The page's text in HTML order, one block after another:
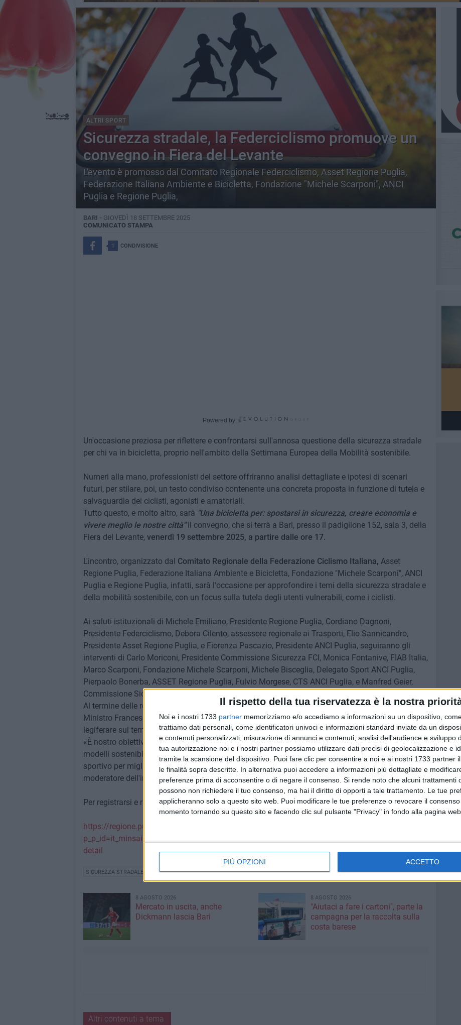
Il rispetto della tua riservatezza è la nostra
Noi e i nostri 1733 partner memorizziamo e/o accediamo a informazioni su un dispositivo,
trattiamo dati personali, come identificatori univoci e informazioni standard inviate da un
e contenuti personalizzati, misurazione di annunci e contenuti, analisi dell'audience e sviluppo
tua autorizzazione noi e i nostri partner possiamo utilizzare dati precisi di geolocalizzazione e
tramite la scansione del dispositivo. Puoi fare clic per consentire a noi e ai nostri 1733 partner
le finalità sopra descritte. In alternativa puoi accedere a informazioni più dettagliate e
preferenze prima di acconsentire o di negare il consenso. Si rende noto che alcuni trattamenti
possono non richiedere il tuo consenso, ma hai il diritto di opporti a tale trattamento. Le tue
applicheranno solo a questo sito web. Puoi modificare le tue preferenze o revocare il
momento tornando su questo sito e facendo clic sul pulsante "Privacy" in fondo alla pagina web.
PIÙ OPZIONI ACCETTO
ALTRI SPORT
Sicurezza stradale, la Federciclismo promuove un
convegno in Fiera del Levante
L'evento è promosso dal Comitato Regionale Federciclismo, Asset Regione Puglia,
Federazione Italiana Ambiente e Bicicletta, Fondazione "Michele Scarponi", ANCI
Puglia e Regione Puglia,
BARI - GIOVEDÌ 18 SETTEMBRE 2025
COMUNICATO STAMPA
1 CONDIVISIONE
Powered by
Un'occasione preziosa per riflettere e confrontarsi sull'annosa questione della sicurezza stradale
per chi va in bicicletta, proprio nell'ambito della Settimana Europea della Mobilità sostenibile.
Numeri alla mano, professionisti del settore offriranno analisi dettagliate e ipotesi di scenari
futuri, per stilare, poi, un testo condiviso contenente una concreta proposta in funzione di tutela e
salvaguardia dei ciclisti, agonisti e amatoriali.
Tutto questo, e molto altro, sarà "Una bicicletta per: spostarsi in sicurezza, creare economia e
vivere meglio le nostre città"il convegno, che si terrà a Bari, presso il padiglione 152, sala 3, della
Fiera del Levante, venerdì 19 settembre 2025, a partire dalle ore 17.
L'incontro, organizzato dal Comitato Regionale della Federazione Ciclismo Italiana, Asset
Regione Puglia, Federazione Italiana Ambiente e Bicicletta, Fondazione "Michele Scarponi", ANCI
Puglia e Regione Puglia, infatti, sarà l'occasione per approfondire i temi della sicurezza stradale e
della mobilità sostenibile, con un focus sulla tutela degli utenti vulnerabili, come i ciclisti.
Ai saluti istituzionali di Michele Emiliano, Presidente Regione Puglia, Cordiano Dagnoni,
Presidente Federciclismo, Debora Cilento, assessore regionale ai Trasporti, Elio Sannicandro,
Presidente Asset Regione Puglia, e Fiorenza Pascazio, Presidente ANCI Puglia, seguiranno gli
interventi di Carlo Moriconi, Presidente Commissione Sicurezza FCI, Monica Fontanive, FIAB Italia,
Marco Scarponi, Fondazione Michele Scarponi, Michele Bisceglia, Delegato Sport ANCI Puglia,
Pierpaolo Bonerba, ASSET Regione Puglia, Fulvio Morgese, CTS ANCI Puglia, e Manfred Geier,
Commissione Sicurezza Stradale FCI Puglia.
Al termine delle relazioni e della trattazione degli argomenti previsti, sarà presentato al Vice
Ministro Francesco Paolo Sisto un documento di sintesi progettuale con l'intento di normare e/o
legiferare sul tema della sicurezza stradale.
«È nostro obiettivo promuovere una cultura della sicurezza e dell'ambiente, mutuando altri
modelli sostenibili adattabili al territorio pugliese. Sviluppare una cultura del benessere sociale e
sportivo per migliorare gli stili di vita», sottolinea Tommaso Depalma, Presidente FCI Puglia e
moderatore dell'interessante tavola rotonda.
Per registrarsi e ricevere l'ingresso gratuito, seguire le istruzioni al link:
https://regione.puglia.it/web/speciale-fiera-2025/calendario-fiera?
detail
SICUREZZA STRADALE
8 AGOSTO 2026
Mercato in uscita, anche
Dickmann lascia Bari
8 AGOSTO 2026
"Aiutaci a fare i cartoni", parte la
campagna per la raccolta sulla
costa barese
Altri contenuti a tema